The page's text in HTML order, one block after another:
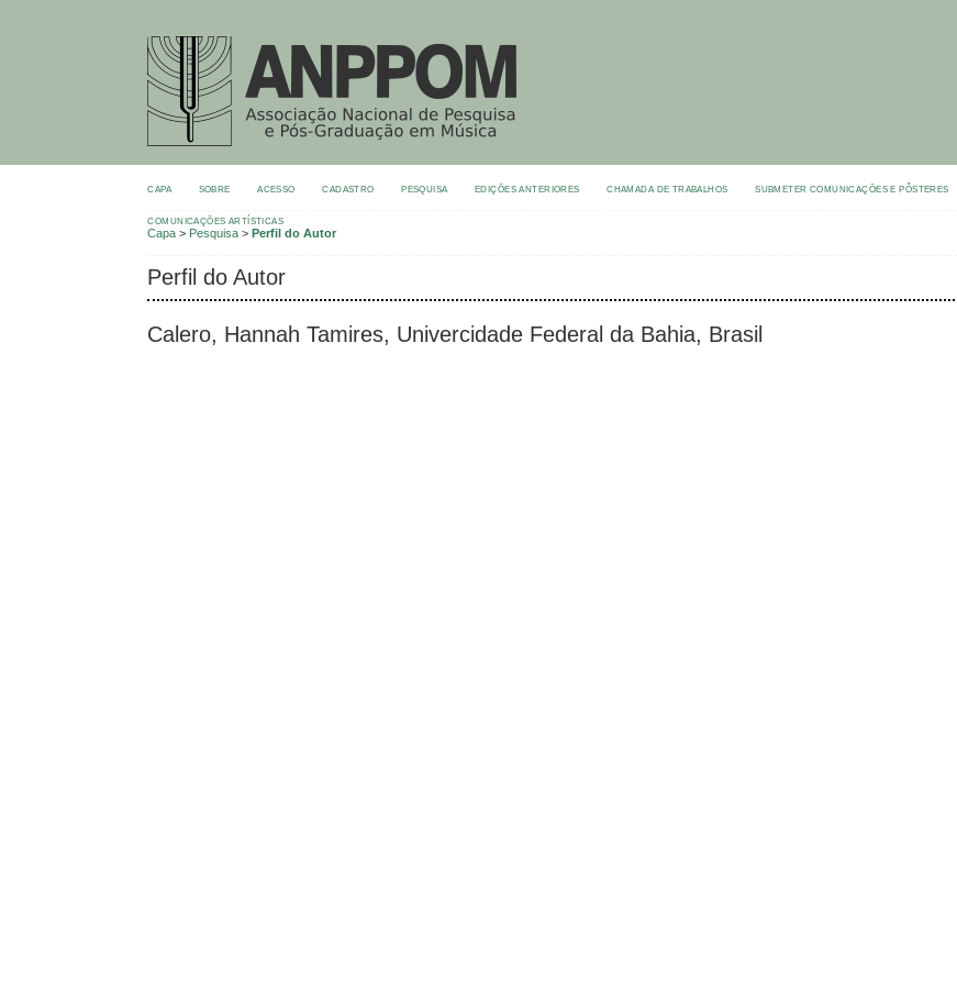
CAPA SOBRE ACESSO CADASTRO PESQUISA EDIÇÕES ANTERIORES CHAMADA DE TRABALHOS SUBMETER COMUNICAÇÕES E PÔSTERES
COMUNICAÇÕES ARTÍSTICAS
Capa > Pesquisa >Perfil do Autor
Perfil do Autor
Calero, Hannah Tamires, Univercidade Federal da Bahia, Brasil